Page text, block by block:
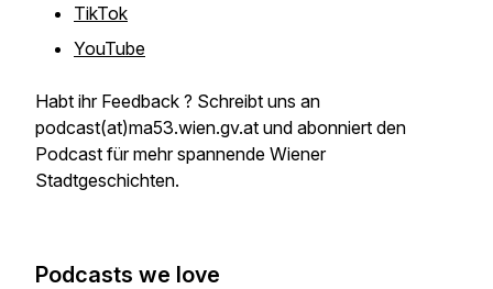
TikTok
YouTube
Habt ihr Feedback ? Schreibt uns an
podcast(at)ma53.wien.gv.at und abonniert den
Podcast für mehr spannende Wiener
Stadtgeschichten.
Podcasts we love